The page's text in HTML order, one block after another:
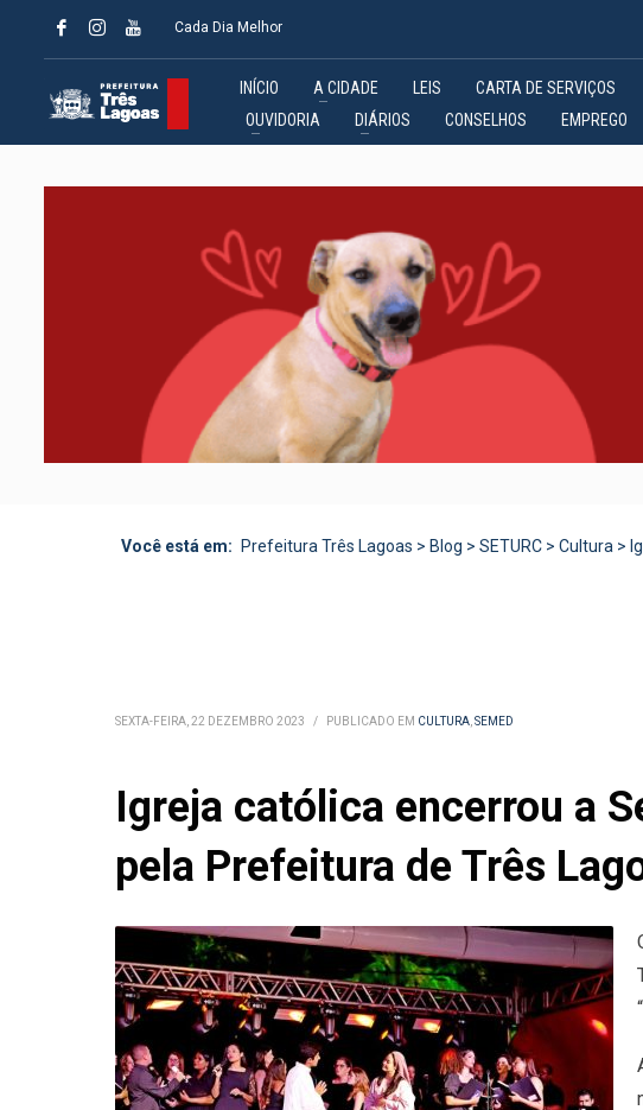
Cada Dia Melhor
INÍCIO A CIDADE LEIS CARTA DE SERVIÇOS
OUVIDORIA
DIÁRIOS CONSELHOS EMPREGO
Você está em: Prefeitura Três Lagoas > Blog > SETURC > Cultura >
SEXTA-FEIRA, 22 DEZEMBRO 2023 / PUBLICADO EM CULTURA,SEMED
Igreja católica encerrou a
pela Prefeitura de Três